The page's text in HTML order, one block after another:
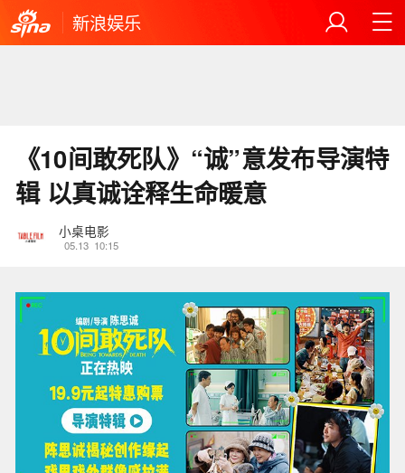
新浪娱乐
《10间敢死队》“诚”意发布导演特
辑 以真诚诠释生命暖意
小桌电影
05.13 10:15